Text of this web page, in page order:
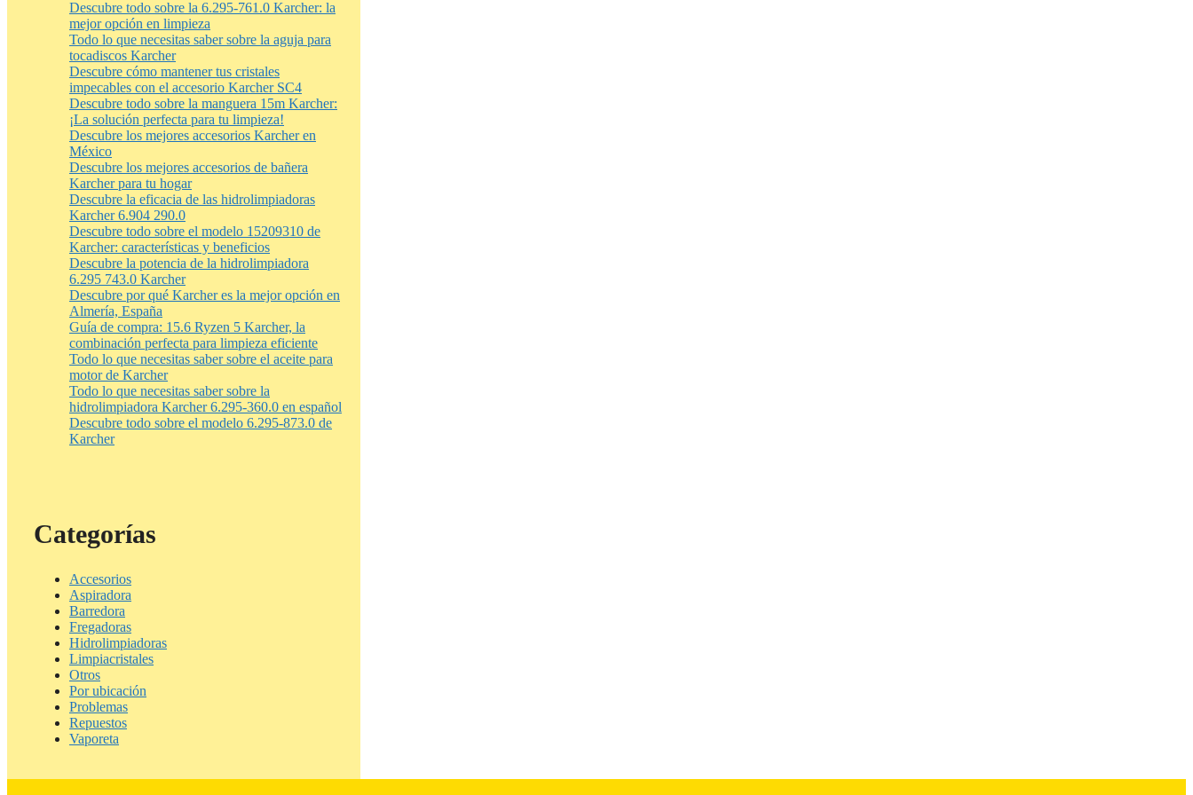
Descubre todo sobre la 6.295-761.0 Karcher: la
mejor opción en limpieza
Todo lo que necesitas saber sobre la aguja para
tocadiscos Karcher
Descubre cómo mantener tus cristales
impecables con el accesorio Karcher SC4
Descubre todo sobre la manguera 15m Karcher:
¡La solución perfecta para tu limpieza!
Descubre los mejores accesorios Karcher en
México
Descubre los mejores accesorios de bañera
Karcher para tu hogar
Descubre la eficacia de las hidrolimpiadoras
Karcher 6.904 290.0
Descubre todo sobre el modelo 15209310 de
Karcher: características y beneficios
Descubre la potencia de la hidrolimpiadora
6.295 743.0 Karcher
Descubre por qué Karcher es la mejor opción en
Almería, España
Guía de compra: 15.6 Ryzen 5 Karcher, la
combinación perfecta para limpieza eficiente
Todo lo que necesitas saber sobre el aceite para
motor de Karcher
Todo lo que necesitas saber sobre la
hidrolimpiadora Karcher 6.295-360.0 en español
Descubre todo sobre el modelo 6.295-873.0 de
Karcher
Categorías
Accesorios
Aspiradora
Barredora
Fregadoras
Hidrolimpiadoras
Limpiacristales
Otros
Por ubicación
Problemas
Repuestos
Vaporeta